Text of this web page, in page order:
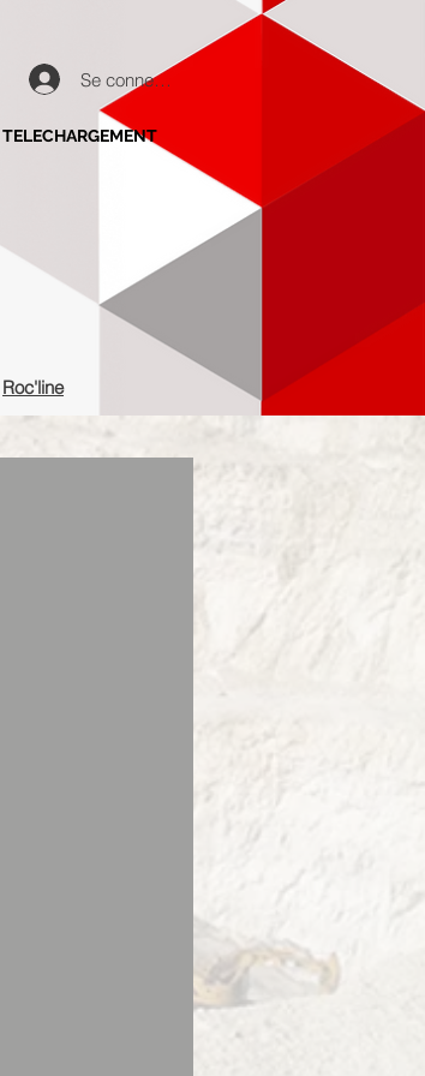
TELECHARGEMENT
Se connecter
Roc'line